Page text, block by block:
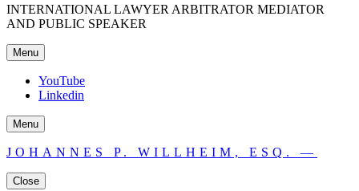
INTERNATIONAL LAWYER ARBITRATOR MEDIATOR
AND PUBLIC SPEAKER
Menu
YouTube
Linkedin
Menu
JOHANNES P. WILLHEIM, ESQ. —
Close